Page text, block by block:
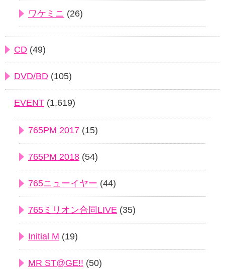
ワケミニ (26)
CD (49)
DVD/BD (105)
EVENT (1,619)
765PM 2017 (15)
765PM 2018 (54)
765ニューイヤー (44)
765ミリオン合同LIVE (35)
Initial M (19)
MR ST@GE!! (50)